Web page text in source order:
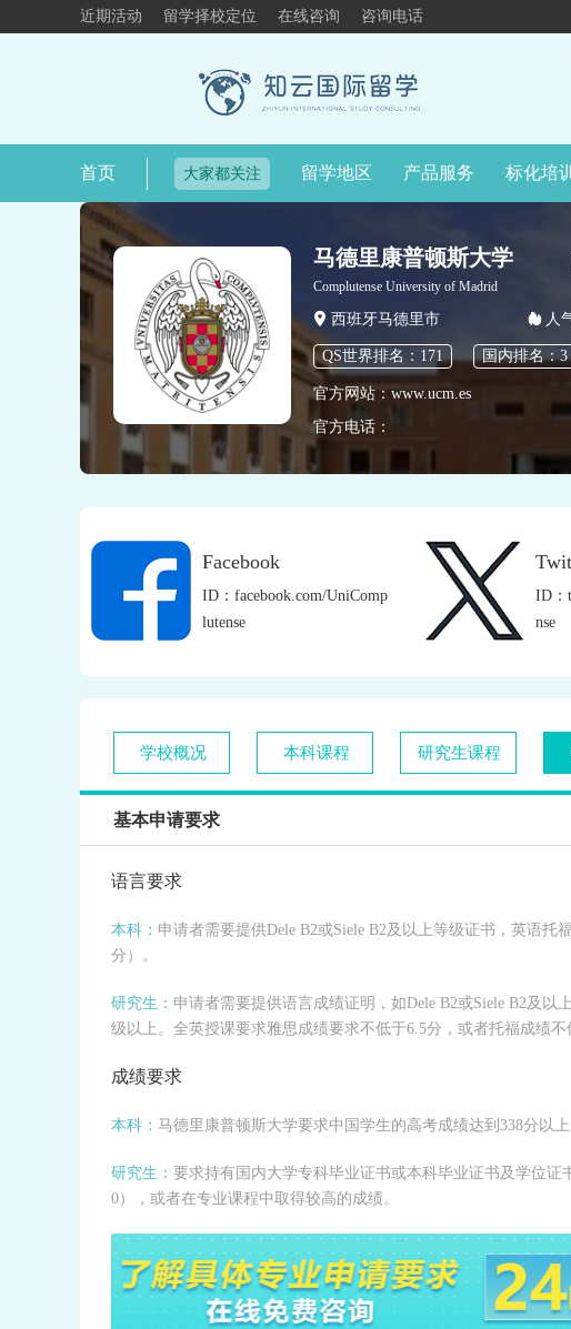
近期活动 留学择校定位 在线咨询 咨询电话
首页 大家都关注 留学地区 产品服务 标化培训
马德里康普顿斯大学
Complutense University of Madrid
西班牙马德里市 人
QS世界排名：171 国内排名：3
官方网站：www.ucm.es
官方电话：
Facebook
ID：facebook.com/UniComp
lutense
ID：
nse
学校概况 本科课程 研究生课程
基本申请要求
语言要求
本科： 申请者需要提供Dele B2或Siele B2及以上等级证书，英语
分）。
研究生： 申请者需要提供语言成绩证明，如Dele B2或Siele B2及
级以上。全英授课要求雅思成绩要求不低于6.5分，或者托福成绩不
成绩要求
本科： 马德里康普顿斯大学要求中国学生的高考成绩达到338分以上
研究生： 要求持有国内大学专科毕业证书或本科毕业证书及学位证
0），或者在专业课程中取得较高的成绩。